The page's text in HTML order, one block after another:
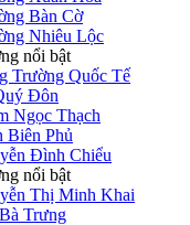
Bàn Cờ
Nhiêu Lộc
nổi bật
Trường Quốc Tế
Đôn
Ngọc Thạch
Biên Phủ
Đình Chiểu
nổi bật
Thị Minh Khai
Trưng